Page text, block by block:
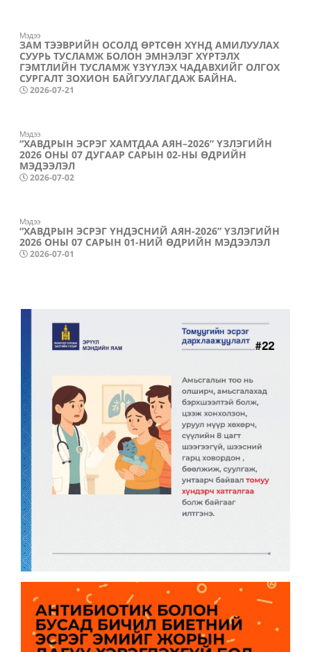
Мэдээ
ЗАМ ТЭЭВРИЙН ОСОЛД ӨРТСӨН ХҮНД АМИЛУУЛАХ
СУУРЬ ТУСЛАМЖ БОЛОН ЭМНЭЛЭГ ХҮРТЭЛХ
ГЭМТЛИЙН ТУСЛАМЖ ҮЗҮҮЛЭХ ЧАДАВХИЙГ ОЛГОХ
СУРГАЛТ ЗОХИОН БАЙГУУЛАГДАЖ БАЙНА.
2026-07-21
Мэдээ
“ХАВДРЫН ЭСРЭГ ХАМТДАА АЯН–2026” ҮЗЛЭГИЙН
2026 ОНЫ 07 ДУГААР САРЫН 02-НЫ ӨДРИЙН
МЭДЭЭЛЭЛ
2026-07-02
Мэдээ
“ХАВДРЫН ЭСРЭГ ҮНДЭСНИЙ АЯН-2026” ҮЗЛЭГИЙН
2026 ОНЫ 07 САРЫН 01-НИЙ ӨДРИЙН МЭДЭЭЛЭЛ
2026-07-01